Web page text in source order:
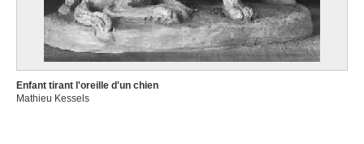
Enfant tirant l'oreille d'un chien
Mathieu Kessels